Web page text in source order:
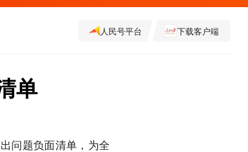
人民号平台 下载客户端
单
问题负面清单，为全